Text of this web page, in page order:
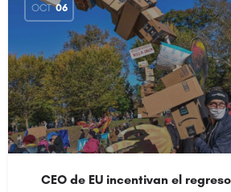
OCT 06
CEO de EU incentivan el